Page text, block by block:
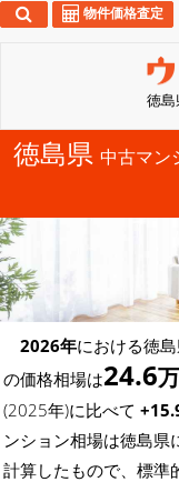
徳
物件価格査定
徳島県 中古マン
2026年における徳
の価格相場は24.6
(2025年)に比べて
ンション相場は徳島県
計算したもので、標準